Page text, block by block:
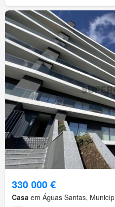
330 000 €
Casa em Águas Santas,